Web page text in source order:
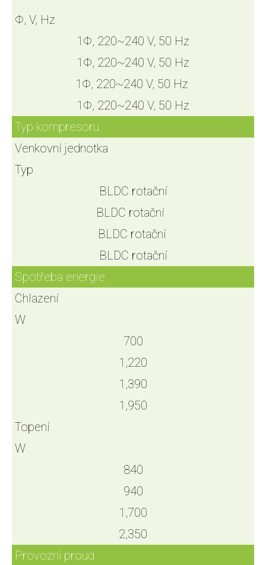
Φ, V, Hz
1Φ, 220~240 V, 50 Hz
1Φ, 220~240 V, 50 Hz
1Φ, 220~240 V, 50 Hz
1Φ, 220~240 V, 50 Hz
Typ kompresoru
Venkovní jednotka
Typ
BLDC rotační
BLDC rotační
BLDC rotační
BLDC rotační
Spotřeba energie
Chlazení
W
700
1,220
1,390
1,950
Topení
W
840
940
1,700
2,350
Provozní proud